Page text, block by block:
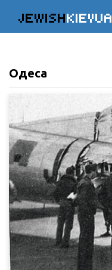
JEWISHKIEVUA
Одеса